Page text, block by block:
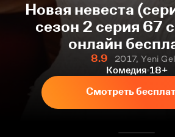
Новая невеста
сезон 2 серия 67
онлайн
8.9
2017, Yeni
Комедия 18+
Смотреть